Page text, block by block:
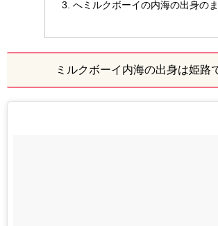
へミルクボーイの内海の出身の
ミルクボーイ内海の出身は姫路